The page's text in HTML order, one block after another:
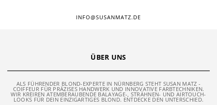
INFO@SUSANMATZ.DE
ÜBER UNS
ALS FÜHRENDER BLOND-EXPERTE IN NÜRNBERG STEHT SUSAN MATZ -
COIFFEUR FÜR PRÄZISES HANDWERK UND INNOVATIVE FARBTECHNIKEN.
WIR KREIREN ATEMBERAUBENDE BALAYAGE-, STRÄHNEN- UND AIRTOUCH-
LOOKS FÜR DEIN EINZIGARTIGES BLOND. ENTDECKE DEN UNTERSCHIED.